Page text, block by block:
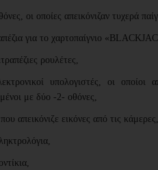
οι οποίες απεικόνιζαν τυχερά
για το χαρτοπαίγνιο
ρουλέτες,
υπολογιστές, οι οποίοι
με δύο -2- οθόνες,
απεικόνιζε εικόνες από τις κάμερες,